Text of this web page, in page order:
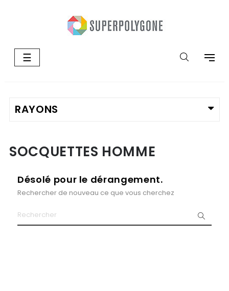
Basculer
la
☰
SOCQUETTES HOMME
Désolé pour le dérangement.
Rechercher de nouveau ce que vous cherchez